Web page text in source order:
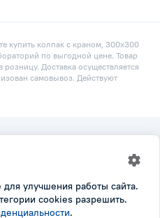
купить колпак с краном, 300х300
по выгодной цене. Товар
Доставка осуществляется
самовывоз. Действуют
| Настройки cookie
улучшения работы сайта.
cookies разрешить.
.